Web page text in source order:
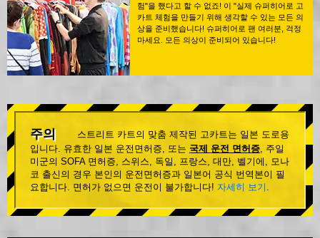
험"을 했다고 할 수 없죠! 이 "실제 슈퍼히어로 고
카트 체험을 만들기 위해 생각할 수 있는 모든 의
상을 준비했습니다! 슈퍼히어로 팬 여러분, 걱정
마세요. 모든 의상이 준비되어 있습니다!
주의
스트리트 카트의 맞춤 제작된 고카트는 일본 도로용
입니다. 유효한 일본 운전면허증, 또는 국제 운전 면허증, 주일
미군의 SOFA 면허증, 스위스, 독일, 프랑스, 대만, 벨기에, 모나
코 출신의 경우 본인의 운전면허증과 일본어 공식 번역본이 필
요합니다. 면허가 없으면 운전이 불가합니다! 자세히 보기 .